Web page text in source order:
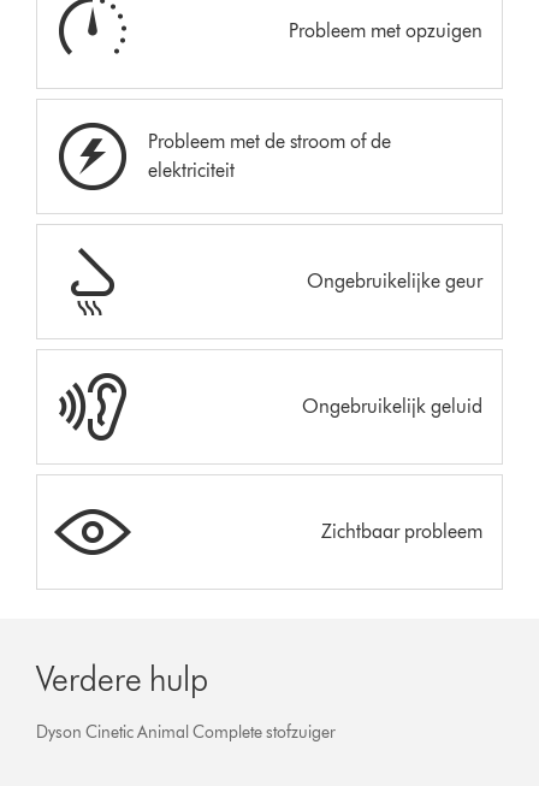
Probleem met opzuigen
Probleem met de stroom of de
elektriciteit
Ongebruikelijke geur
Ongebruikelijk geluid
Zichtbaar probleem
Verdere hulp
Dyson Cinetic Animal Complete stofzuiger